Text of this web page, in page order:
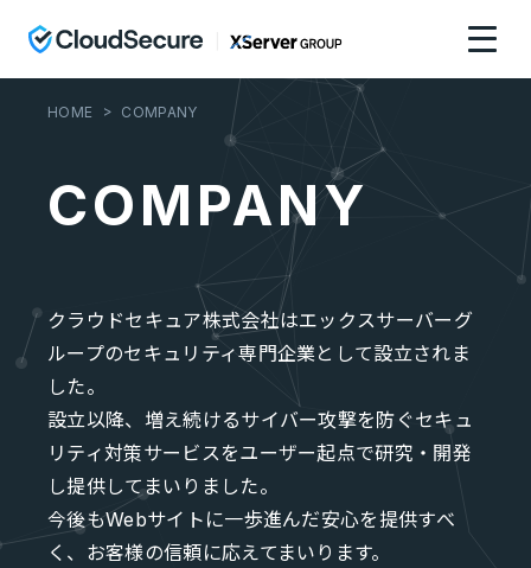
HOME COMPANY
COMPANY
クラウドセキュア株式会社はエックスサーバーグ
ループのセキュリティ専門企業として設立されま
した。
設立以降、増え続けるサイバー攻撃を防ぐセキュ
リティ対策サービスをユーザー起点で研究・開発
し提供してまいりました。
今後もWebサイトに一歩進んだ安心を提供すべ
く、お客様の信頼に応えてまいります。